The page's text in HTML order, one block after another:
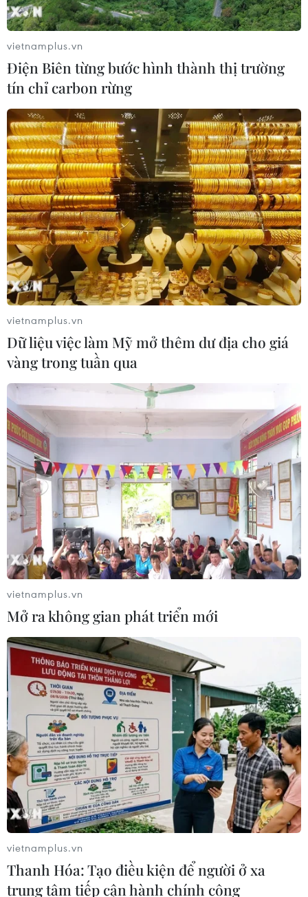
TIN CÙNG CHUYÊN MỤC
Tây Ninh ngăn chặn, xử lý nghiêm
các vụ việc xâm phạm quyền sở hữu
trí tuệ
08/08/2026 04:29
vietnamplus.vn
Điện Biên từng bước hình thành thị trường
tín chỉ carbon rừng
vietnamplus.vn
Dữ liệu việc làm Mỹ mở thêm dư địa cho giá
vàng trong tuần qua
vietnamplus.vn
Mở ra không gian phát triển mới
vietnamplus.vn
Thanh Hóa: Tạo điều kiện để người ở xa
trung tâm tiếp cận hành chính công